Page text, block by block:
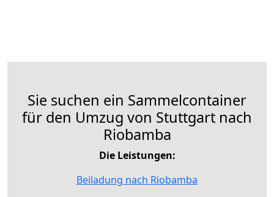
Sie suchen ein Sammelcontainer
für den Umzug von Stuttgart nach
Riobamba
Die Leistungen:
Beiladung nach Riobamba